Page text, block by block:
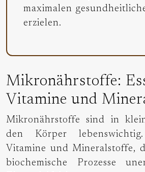
maximalen
erzielen.
Mikronährstoffe:
Vitamine und
Mikronährstoffe sind in
den Körper
Vitamine und Mineralstoffe,
biochemische Prozesse